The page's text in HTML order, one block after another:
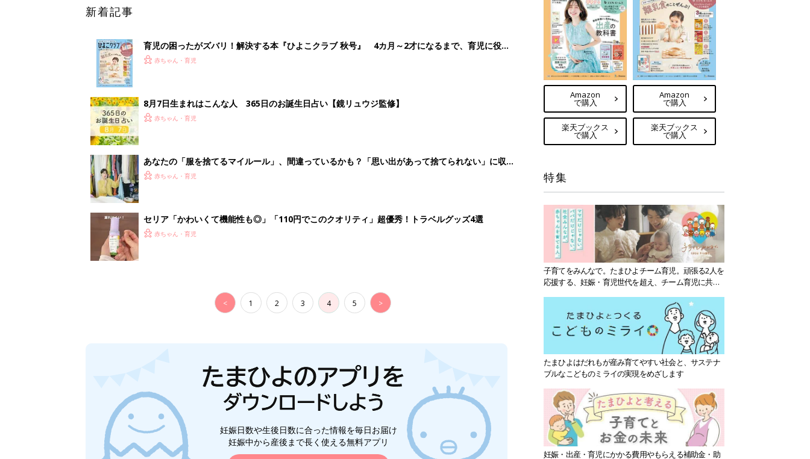
< 1 2 3 4 5 >
Amazon
で購入
楽天ブックス
で購入
Amazon
で購入
楽天ブックス
で購入
特集
子育てをみんなで。たまひよチーム育児。頑張る2人を
応援する、妊娠・育児世代を超え、チーム育児に共感
たまひよはだれもが産み育てやすい社会と、サステナ
ブルなこどものミライの実現をめざします
妊娠・出産・育児にかかる費用やもらえる補助金・助